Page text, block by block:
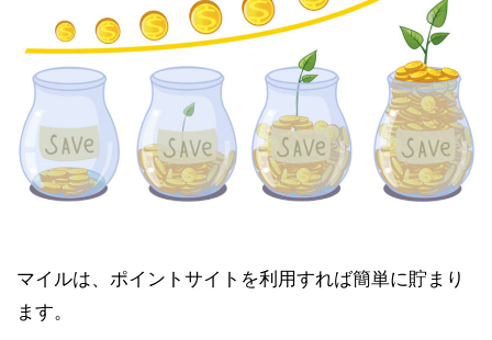
マイルは、ポイントサイトを利用すれば簡単に貯まり
ます。